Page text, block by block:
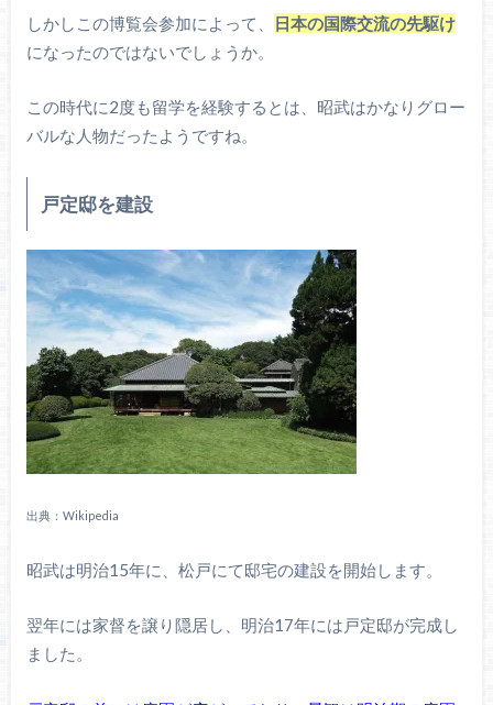
しかしこの博覧会参加によって、
日本の国際交流の先駆け
になったのではないでしょうか。
この時代に2度も留学を経験するとは、昭武はかなりグロー
バルな人物だったようですね。
戸定邸を建設
出典：Wikipedia
昭武は明治15年に、松戸にて邸宅の建設を開始します。
翌年には家督を譲り隠居し、明治17年には戸定邸が完成し
ました。